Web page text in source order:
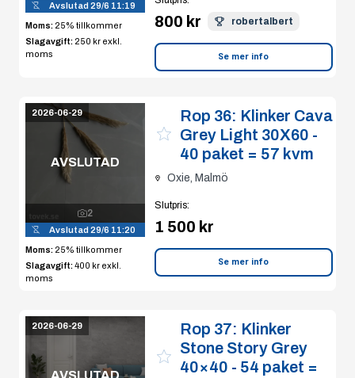
Avslutad29/6 11:19
Moms: 25% tillkommer
Slagavgift: 250 kr exkl.
moms
800 kr robertalbert
Se mer info
2026-06-29
AVSLUTAD
2
Avslutad29/6 11:20
Moms: 25% tillkommer
Slagavgift:400 kr exkl.
moms
Rop 36: Klinker Cava
Grey Light 30X60 -
40 paket = 57 kvm
Oxie, Malmö
Slutpris:
1 500 kr
Se mer info
2026-06-29 Rop 37: Klinker
Stone Story Grey
40×40 - 54 paket =